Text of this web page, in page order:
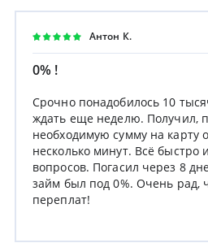
Антон К.
0% !
Срочно понадобилось 10
ждать еще неделю. Получил,
необходимую сумму на карту
несколько минут. Всё быстро
вопросов. Погасил через 8
займ был под 0%. Очень рад,
переплат!